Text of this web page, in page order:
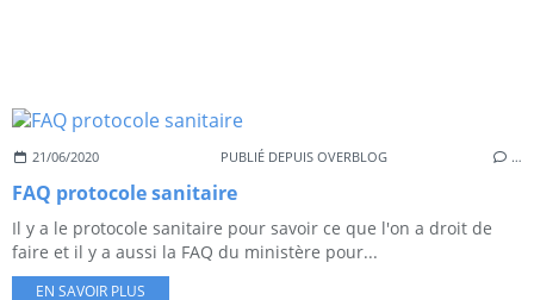
21/06/2020 PUBLIÉ DEPUIS OVERBLOG …
FAQ protocole sanitaire
Il y a le protocole sanitaire pour savoir ce que l'on a droit de
faire et il y a aussi la FAQ du ministère pour...
EN SAVOIR PLUS